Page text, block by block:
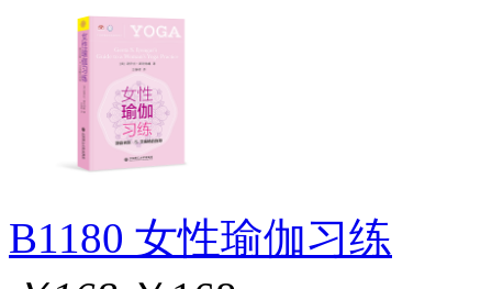
B1180 女性瑜伽习练